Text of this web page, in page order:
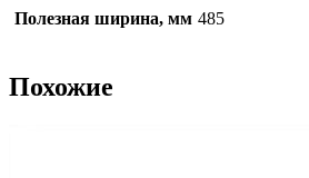
Полезная ширина, мм 485
Похожие